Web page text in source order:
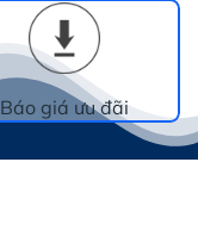
Báo giá ưu đãi